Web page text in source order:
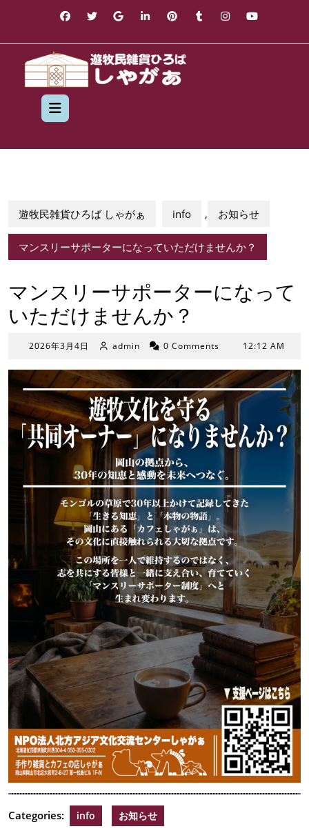
遊牧民雑貨ひろば しゃがぁ info , お知らせ
マンスリーサポーターになっていただけませんか？
マンスリーサポーターになって
いただけませんか？
2026年3月4日
2026
3
月
4
日
admin 0 Comments 12:12 AM
Categories: info お知らせ